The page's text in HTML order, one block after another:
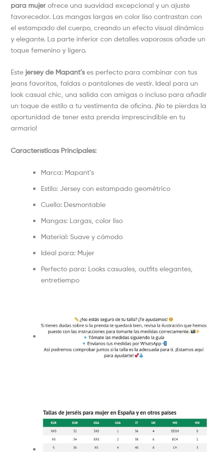
para mujerofrece una suavidad excepcional y un ajuste
favorecedor. Las mangas largas en color liso contrastan con
el estampado del cuerpo, creando un efecto visual dinámico
y elegante. La parte inferior con detalles vaporosos añade un
toque femenino y ligero.
Este jersey de Mapant’ses perfecto para combinar con tus
jeans favoritos, faldas o pantalones de vestir. Ideal para un
look casual chic, una salida con amigas o incluso para añadir
un toque de estilo a tu vestimenta de oficina. ¡No te pierdas la
oportunidad de tener esta prenda imprescindible en tu
armario!
Características Principales:
Marca: Mapant’s
Estilo: Jersey con estampado geométrico
Cuello: Desmontable
Mangas: Largas, color liso
Material: Suave y cómodo
Ideal para: Mujer
Perfecto para: Looks casuales, outfits elegantes,
entretiempo